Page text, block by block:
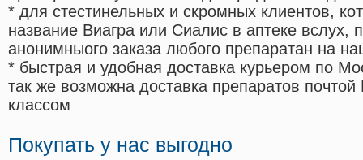
* для стестинельных и скромных клиентов,
название Виагра или Сиалис в аптеке вслух,
анонимныого заказа любого препаратан на
* быстрая и удобная доставка курьером по
так же возможна доставка препаратов
классом
Покупать у нас выгодно